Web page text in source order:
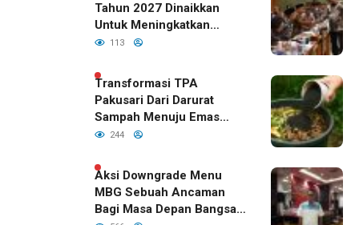
Tahun 2027 Dinaikkan
Untuk Meningkatkan
Kualitas Anak Bangsa,
RI
113
Transformasi TPA
Pakusari Dari Darurat
Sampah Menuju Emas
Hijau di Era Kepemimpinan
244
Aksi Downgrade Menu
MBG Sebuah Ancaman
Bagi Masa Depan Bangsa